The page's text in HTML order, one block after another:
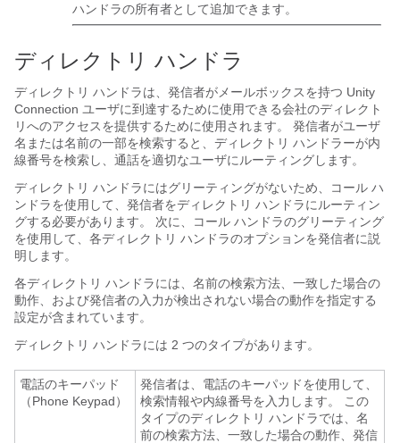
ハンドラの所有者として追加できます。
ディレクトリ ハンドラ
ディレクトリ ハンドラは、発信者がメールボックスを持つ Unity
Connection ユーザに到達するために使用できる会社のディレクト
リへのアクセスを提供するために使用されます。 発信者がユーザ
名または名前の一部を検索すると、ディレクトリ ハンドラーが内
線番号を検索し、通話を適切なユーザにルーティングします。
ディレクトリ ハンドラにはグリーティングがないため、コール ハ
ンドラを使用して、発信者をディレクトリ ハンドラにルーティン
グする必要があります。 次に、コール ハンドラのグリーティング
を使用して、各ディレクトリ ハンドラのオプションを発信者に説
明します。
各ディレクトリ ハンドラには、名前の検索方法、一致した場合の
動作、および発信者の入力が検出されない場合の動作を指定する
設定が含まれています。
ディレクトリ ハンドラには 2 つのタイプがあります。
電話のキーパッド
（Phone Keypad）
発信者は、電話のキーパッドを使用して、
検索情報や内線番号を入力します。 この
タイプのディレクトリ ハンドラでは、名
前の検索方法、一致した場合の動作、発信